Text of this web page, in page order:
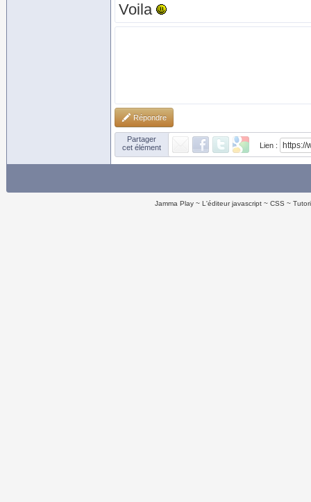
Voila
Répondre
Partager
cet élément
Lien :
Jamma Play L'éditeur javascript CSS